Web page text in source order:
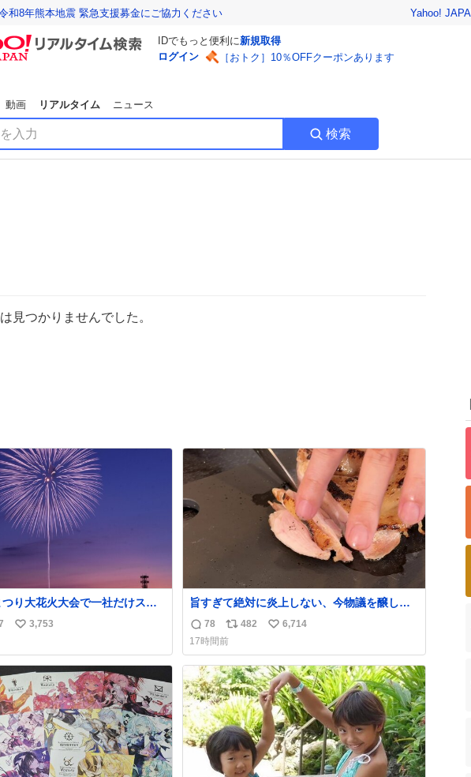
令和8年熊本地震 緊急支援募金にご協力ください Yahoo!
IDでもっと便利に新規取得
ログイン
［おトク］10％OFFクーポンあります
動画 リアルタイム ニュース
検索
見つかりませんでした。
り大花火大会で一社だけスポ
ウンスされずに花火打ち揚げ
った。 企業名から今更ながら
た😢
い
ね
数
3,753
旨すぎて絶対に炎上しない、今物議を醸して
いる 【鶏のたたき】 を家で作る方法を教えま
す 鶏もも肉に特別な処理をして大葉やみょう
がなどの薬味と一緒にいただきます 夏に食う
とたまりません この調理法、絶対覚えた方が
いいです youtu.be/s0jWxvy14_4
返
信
数
78
リ
ポ
ス
ト
数
482
い
ね
数
6,714
17時間前